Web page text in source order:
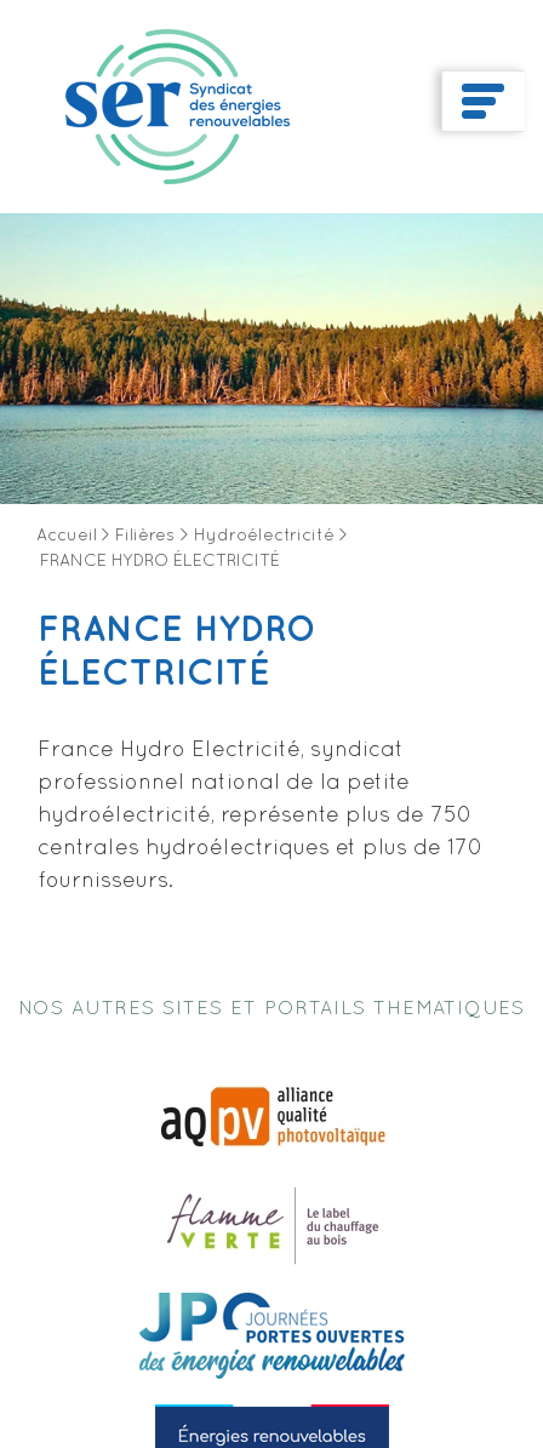
Accueil > Filières > Hydroélectricité >
FRANCE HYDRO ÉLECTRICITÉ
FRANCE HYDRO
ÉLECTRICITÉ
France Hydro Electricité, syndicat
professionnel national de la petite
hydroélectricité, représente plus de 750
centrales hydroélectriques et plus de 170
fournisseurs.
NOS AUTRES SITES ET PORTAILS THEMATIQUES